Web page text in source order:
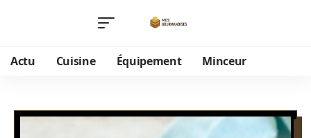
Actu Cuisine Équipement Minceur